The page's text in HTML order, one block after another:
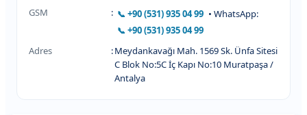
GSM
: +90 (531) 935 04 99 • WhatsApp:
+90 (531) 935 04 99
Adres
:Meydankavağı Mah. 1569 Sk. Ünfa Sitesi
C Blok No:5C İç Kapı No:10 Muratpaşa /
Antalya